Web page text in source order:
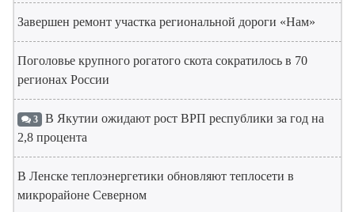
Завершен ремонт участка региональной дороги «Нам»
Поголовье крупного рогатого скота сократилось в 70
регионах России
3 В Якутии ожидают рост ВРП республики за год на
2,8 процента
В Ленске теплоэнергетики обновляют теплосети в
микрорайоне Северном